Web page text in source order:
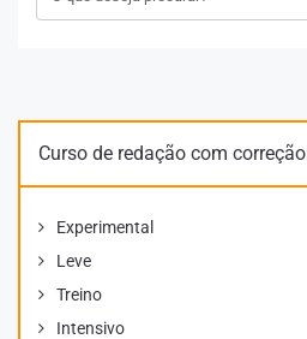
Curso de redação com
Experimental
Leve
Treino
Intensivo